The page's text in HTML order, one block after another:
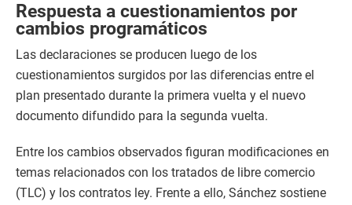
Respuesta a cuestionamientos por
cambios programáticos
Las declaraciones se producen luego de los
cuestionamientos surgidos por las diferencias entre el
plan presentado durante la primera vuelta y el nuevo
documento difundido para la segunda vuelta.
Entre los cambios observados figuran modificaciones en
temas relacionados con los tratados de libre comercio
(TLC) y los contratos ley. Frente a ello, Sánchez sostiene